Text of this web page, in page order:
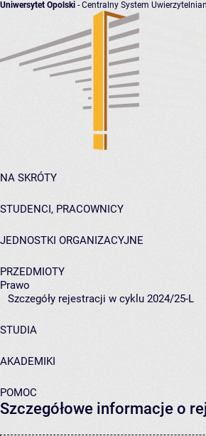
Uniwersytet Opolski - Centralny System
NA SKRÓTY
STUDENCI, PRACOWNICY
JEDNOSTKI ORGANIZACYJNE
PRZEDMIOTY
Prawo
Szczegóły rejestracji w cyklu 2024/25-L
STUDIA
AKADEMIKI
POMOC
Szczegółowe informacje o